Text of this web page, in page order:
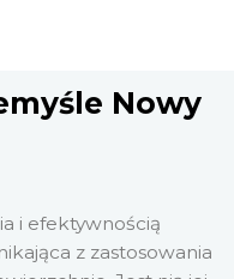
Nowy
i efektywnością
z zastosowania